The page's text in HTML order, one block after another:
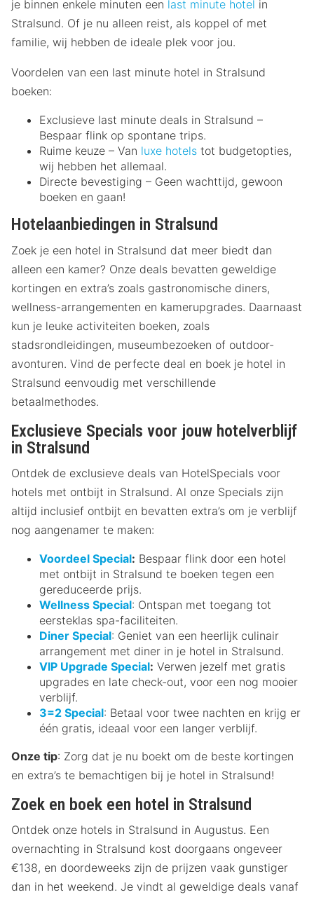
je binnen enkele minuten een last minute hotel in
Stralsund. Of je nu alleen reist, als koppel of met
familie, wij hebben de ideale plek voor jou.
Voordelen van een last minute hotel in Stralsund
boeken:
Exclusieve last minute deals in Stralsund –
Bespaar flink op spontane trips.
Ruime keuze – Van luxe hotels tot budgetopties,
wij hebben het allemaal.
Directe bevestiging – Geen wachttijd, gewoon
boeken en gaan!
Hotelaanbiedingen in Stralsund
Zoek je een hotel in Stralsund dat meer biedt dan
alleen een kamer? Onze deals bevatten geweldige
kortingen en extra’s zoals gastronomische diners,
wellness-arrangementen en kamerupgrades. Daarnaast
kun je leuke activiteiten boeken, zoals
stadsrondleidingen, museumbezoeken of outdoor-
avonturen. Vind de perfecte deal en boek je hotel in
Stralsund eenvoudig met verschillende
betaalmethodes.
Exclusieve Specials voor jouw hotelverblijf
in Stralsund
Ontdek de exclusieve deals van HotelSpecials voor
hotels met ontbijt in Stralsund. Al onze Specials zijn
altijd inclusief ontbijt en bevatten extra’s om je verblijf
nog aangenamer te maken:
Voordeel Special: Bespaar flink door een hotel
met ontbijt in Stralsund te boeken tegen een
gereduceerde prijs.
Wellness Special: Ontspan met toegang tot
eersteklas spa-faciliteiten.
Diner Special: Geniet van een heerlijk culinair
arrangement met diner in je hotel in Stralsund.
VIP Upgrade Special: Verwen jezelf met gratis
upgrades en late check-out, voor een nog mooier
verblijf.
3=2 Special: Betaal voor twee nachten en krijg er
één gratis, ideaal voor een langer verblijf.
Onze tip: Zorg dat je nu boekt om de beste kortingen
en extra’s te bemachtigen bij je hotel in Stralsund!
Zoek en boek een hotel in Stralsund
Ontdek onze hotels in Stralsund in Augustus. Een
overnachting in Stralsund kost doorgaans ongeveer
€138, en doordeweeks zijn de prijzen vaak gunstiger
dan in het weekend. Je vindt al geweldige deals vanaf